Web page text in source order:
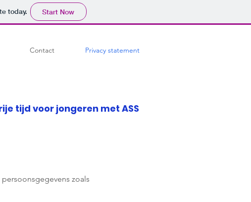
today. Start Now
Contact Privacy statement
tijd voor jongeren met ASS
zoals